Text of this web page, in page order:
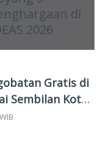
Gratis di
Sembilan Kota